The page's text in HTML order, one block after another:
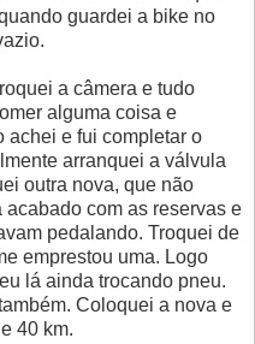
guardei a bike no
a câmera e tudo
alguma coisa e
achei e fui completar o
arranquei a válvula
outra nova, que não
com as reservas e
pedalando. Troquei de
emprestou uma. Logo
lá ainda trocando pneu.
Coloquei a nova e
40 km.